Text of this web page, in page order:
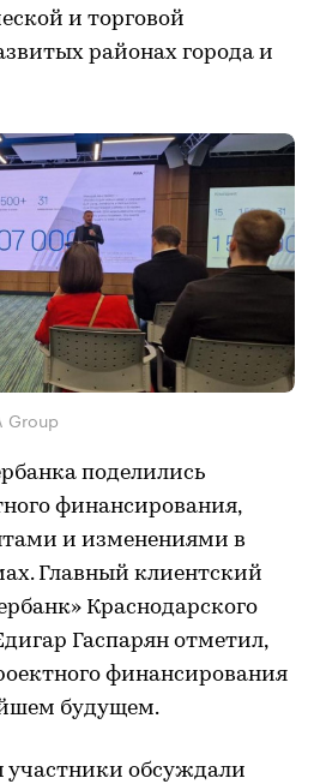
и торговой
районах города и
Group
поделились
финансирования,
и изменениями в
Главный клиентский
Краснодарского
Гаспарян отметил,
финансирования
будущем.
участники обсуждали